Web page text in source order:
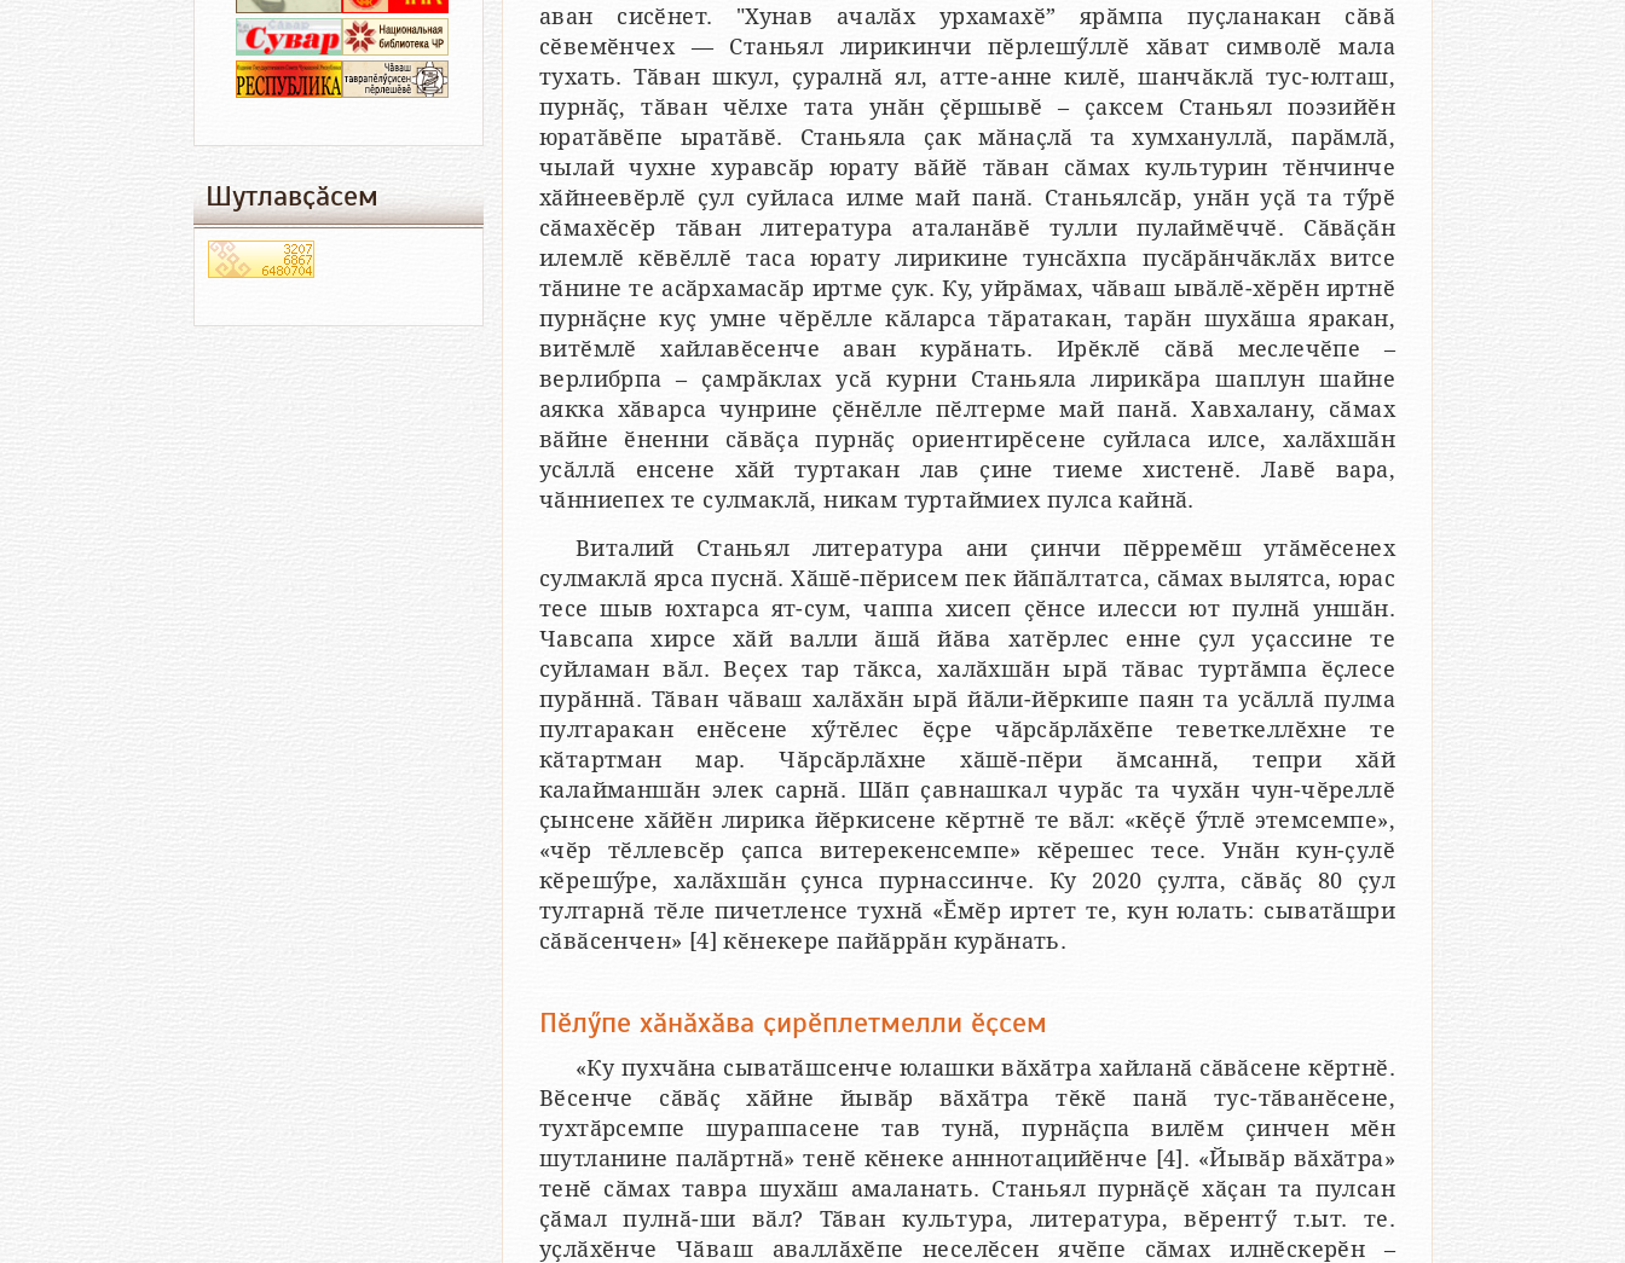
аван сисӗнет. "Хунав ачалӑх урхамахӗ” ярӑмпа пуҫланакан сӑвӑ
сӗвемӗнчех — Станьял лирикинчи пӗрлешӳллӗ хӑват символӗ мала
тухать. Тӑван шкул, ҫуралнӑ ял, атте-анне килӗ, шанчӑклӑ тус-юлташ,
пурнӑҫ, тӑван чӗлхе тата унӑн ҫӗршывӗ – ҫаксем Станьял поэзийӗн
юратӑвӗпе ыратӑвӗ. Станьяла ҫак мӑнаҫлӑ та хумхануллӑ, парӑмлӑ,
чылай чухне хуравсӑр юрату вӑйӗ тӑван сӑмах культурин тӗнчинче
хӑйнеевӗрлӗ ҫул суйласа илме май панӑ. Станьялсӑр, унӑн уҫӑ та тӳрӗ
сӑмахӗсӗр тӑван литература аталанӑвӗ тулли пулаймӗччӗ. Сӑвӑҫӑн
илемлӗ кӗвӗллӗ таса юрату лирикине тунсӑхпа пусӑрӑнчӑклӑх витсе
тӑнине те асӑрхамасӑр иртме ҫук. Ку, уйрӑмах, чӑваш ывӑлӗ-хӗрӗн иртнӗ
пурнӑҫне куҫ умне чӗрӗлле кӑларса тӑратакан, тарӑн шухӑша яракан,
витӗмлӗ хайлавӗсенче аван курӑнать. Ирӗклӗ сӑвӑ меслечӗпе –
верлибрпа – ҫамрӑклах усӑ курни Станьяла лирикӑра шаплун шайне
аякка хӑварса чунрине ҫӗнӗлле пӗлтерме май панӑ. Хавхалану, сӑмах
вӑйне ӗненни сӑвӑҫа пурнӑҫ ориентирӗсене суйласа илсе, халӑхшӑн
усӑллӑ енсене хӑй туртакан лав ҫине тиеме хистенӗ. Лавӗ вара,
чӑнниепех те сулмаклӑ, никам туртаймиех пулса кайнӑ.
Виталий Станьял литература ани ҫинчи пӗрремӗш утӑмӗсенех
сулмаклӑ ярса пуснӑ. Хӑшӗ-пӗрисем пек йӑпӑлтатса, сӑмах вылятса, юрас
тесе шыв юхтарса ят-сум, чаппа хисеп ҫӗнсе илесси ют пулнӑ уншӑн.
Чавсапа хирсе хӑй валли ӑшӑ йӑва хатӗрлес енне ҫул уҫассине те
суйламан вӑл. Веҫех тар тӑкса, халӑхшӑн ырӑ тӑвас туртӑмпа ӗҫлесе
пурӑннӑ. Тӑван чӑваш халӑхӑн ырӑ йӑли-йӗркипе паян та усӑллӑ пулма
пултаракан енӗсене хӳтӗлес ӗҫре чӑрсӑрлӑхӗпе теветкеллӗхне те
кӑтартман мар. Чӑрсӑрлӑхне хӑшӗ-пӗри ӑмсаннӑ, тепри хӑй
калайманшӑн элек сарнӑ. Шӑп ҫавнашкал чурӑс та чухӑн чун-чӗреллӗ
ҫынсене хӑйӗн лирика йӗркисене кӗртнӗ те вӑл: «кӗҫӗ ӳтлӗ этемсемпе»,
«чӗр тӗллевсӗр ҫапса витерекенсемпе» кӗрешес тесе. Унӑн кун-ҫулӗ
кӗрешӳре, халӑхшӑн ҫунса пурнассинче. Ку 2020 ҫулта, сӑвӑҫ 80 ҫул
тултарнӑ тӗле пичетленсе тухнӑ «Ӗмӗр иртет те, кун юлать: сыватӑшри
сӑвӑсенчен» [4] кӗнекере пайӑррӑн курӑнать.
Пӗлӳпе хӑнӑхӑва ҫирӗплетмелли ӗҫсем
«Ку пухчӑна сыватӑшсенче юлашки вӑхӑтра хайланӑ сӑвӑсене кӗртнӗ.
Вӗсенче сӑвӑҫ хӑйне йывӑр вӑхӑтра тӗкӗ панӑ тус-тӑванӗсене,
тухтӑрсемпе шураппасене тав тунӑ, пурнӑҫпа вилӗм ҫинчен мӗн
шутланине палӑртнӑ» тенӗ кӗнеке анннотацийӗнче [4]. «Йывӑр вӑхӑтра»
тенӗ сӑмах тавра шухӑш амаланать. Станьял пурнӑҫӗ хӑҫан та пулсан
ҫӑмал пулнӑ-ши вӑл? Тӑван культура, литература, вӗрентӳ т.ыт. те.
уҫлӑхӗнче Чӑваш аваллӑхӗпе неселӗсен ячӗпе сӑмах илнӗскерӗн –
Шутлавҫӑсем